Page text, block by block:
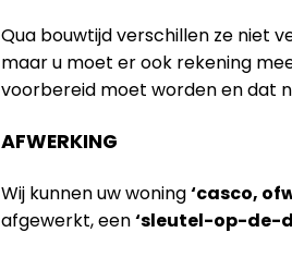
Qua bouwtijd verschillen ze niet
maar u moet er ook rekening
voorbereid moet worden en dat
AFWERKING
Wij kunnen uw woning‘casco,
afgewerkt, een‘sleutel-op-de-